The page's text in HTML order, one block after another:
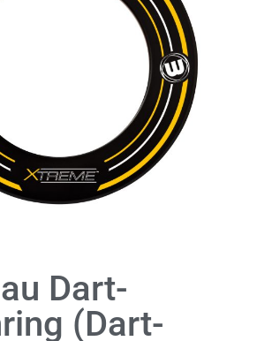
Dart-
(Dart-